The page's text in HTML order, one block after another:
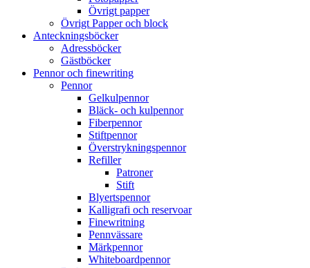
Övrigt papper
Övrigt Papper och block
Anteckningsböcker
Adressböcker
Gästböcker
Pennor och finewriting
Pennor
Gelkulpennor
Bläck- och kulpennor
Fiberpennor
Stiftpennor
Överstrykningspennor
Refiller
Patroner
Stift
Blyertspennor
Kalligrafi och reservoar
Finewritning
Pennvässare
Märkpennor
Whiteboardpennor